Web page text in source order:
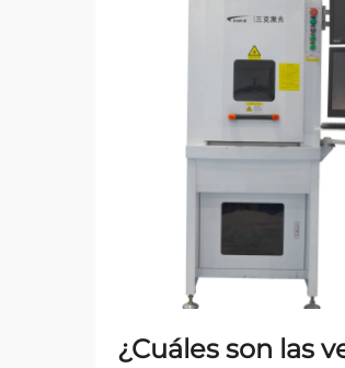
¿Cuáles son las